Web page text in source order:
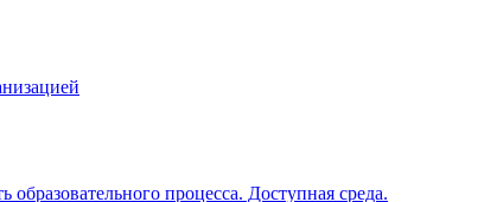
процесса. Доступная среда.